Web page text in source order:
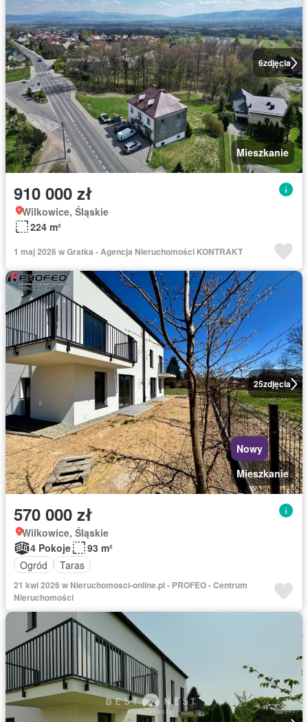
6zdjęcia
Mieszkanie
910 000 zł
Wilkowice, Śląskie
224 m²
1 maj 2026 w Gratka - Agencja Nieruchomości KONTRAKT
25zdjęcia
Nowy
Mieszkanie
570 000 zł
Wilkowice, Śląskie
4 Pokoje
93 m²
Ogród
Taras
21 kwi 2026 w Nieruchomosci-online.pl - PROFEO - Centrum
Nieruchomości